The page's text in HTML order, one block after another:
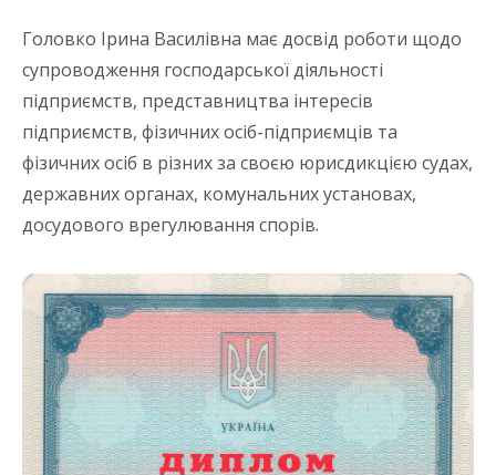
Головко Ірина Василівна має досвід роботи щодо
супроводження господарської діяльності
підприємств, представництва інтересів
підприємств, фізичних осіб-підприємців та
фізичних осіб в різних за своєю юрисдикцією судах,
державних органах, комунальних установах,
досудового врегулювання спорів.